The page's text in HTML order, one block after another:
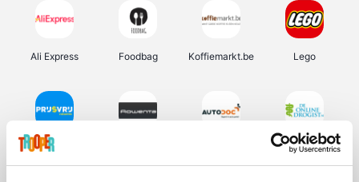
Ali Express Foodbag Koffiemarkt.be Lego
Prijsvrij De Online Drogist